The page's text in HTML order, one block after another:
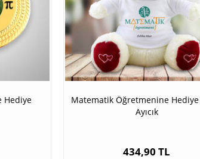
Hediye
Matematik Öğretmenine Hediye
Ayıcık
434,90 TL